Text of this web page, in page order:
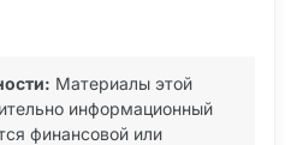
Материалы этой
информационный
финансовой или